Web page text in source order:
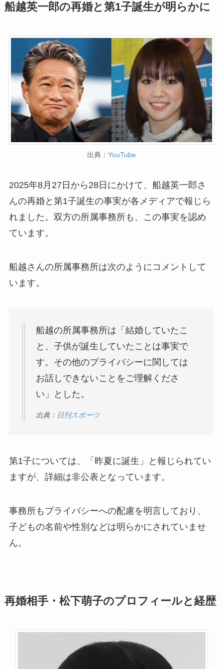
船越英一郎の再婚と第1子誕生が明らかに
出典： YouTube
2025年8月27日から28日にかけて、船越英一郎さ
んの再婚と第1子誕生の事実が各メディアで報じら
れました。双方の所属事務所も、この事実を認め
ています。
船越さんの所属事務所は次のようにコメントして
います。
船越の所属事務所は「結婚していたこ
と、子供が誕生していたことは事実で
す。その他のプライバシーに関しては
お話しできないことをご理解くださ
い」とした。
出典： 日刊スポーツ
第1子については、「昨夏に誕生」と報じられてい
ますが、詳細は非公表となっています。
事務所もプライバシーへの配慮を明言しており、
子どもの名前や性別などは明らかにされていませ
ん。
再婚相手・松下萌子のプロフィールと経歴